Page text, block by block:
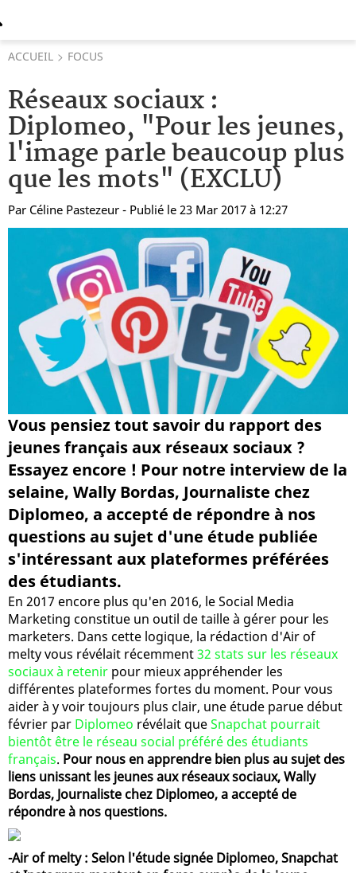
ACCUEIL FOCUS
Réseaux sociaux :
Diplomeo, "Pour les jeunes,
l'image parle beaucoup plus
que les mots" (EXCLU)
Par Céline Pastezeur - Publié le 23 Mar 2017 à 12:27
Vous pensiez tout savoir du rapport des
jeunes français aux réseaux sociaux ?
Essayez encore ! Pour notre interview de la
selaine, Wally Bordas, Journaliste chez
Diplomeo, a accepté de répondre à nos
questions au sujet d'une étude publiée
s'intéressant aux plateformes préférées
des étudiants.
En 2017 encore plus qu'en 2016, le Social Media
Marketing constitue un outil de taille à gérer pour les
marketers. Dans cette logique, la rédaction d'Air of
melty vous révélait récemment32 stats sur les réseaux
sociaux à retenir pour mieux appréhender les
différentes plateformes fortes du moment. Pour vous
aider à y voir toujours plus clair, une étude parue début
février par Diplomeo révélait queSnapchat pourrait
bientôt être le réseau social préféré des étudiants
français. Pour nous en apprendre bien plus au sujet des
liens unissant les jeunes aux réseaux sociaux, Wally
Bordas, Journaliste chez Diplomeo, a accepté de
répondre à nos questions.
-Air of melty : Selon l'étude signée Diplomeo, Snapchat